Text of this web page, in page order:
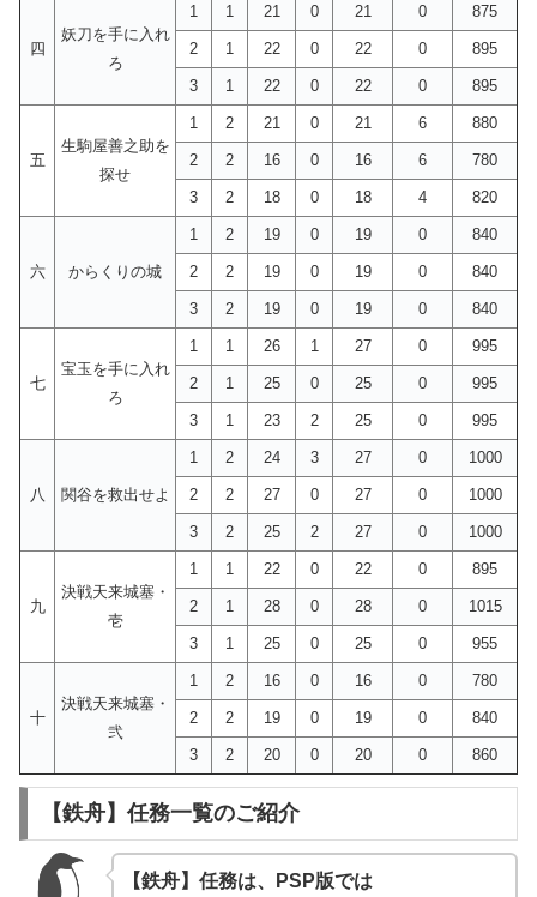
四
妖刀を手に入れ
ろ
1 1 21 0 21 0 875
2 1 22 0 22 0 895
3 1 22 0 22 0 895
五
生駒屋善之助を
探せ
1 2 21 0 21 6 880
2 2 16 0 16 6 780
3 2 18 0 18 4 820
六 からくりの城
1 2 19 0 19 0 840
2 2 19 0 19 0 840
3 2 19 0 19 0 840
七
宝玉を手に入れ
ろ
1 1 26 1 27 0 995
2 1 25 0 25 0 995
3 1 23 2 25 0 995
八 関谷を救出せよ
1 2 24 3 27 0 1000
2 2 27 0 27 0 1000
3 2 25 2 27 0 1000
九
決戦天来城塞・
壱
1 1 22 0 22 0 895
2 1 28 0 28 0 1015
3 1 25 0 25 0 955
十
決戦天来城塞・
弐
1 2 16 0 16 0 780
2 2 19 0 19 0 840
3 2 20 0 20 0 860
【鉄舟】任務一覧のご紹介
【鉄舟】任務は、PSP版では